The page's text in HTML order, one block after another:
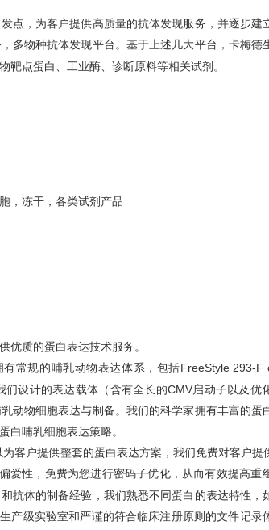
发点，为客户提供高质量的抗体发现服务，并逐步建
，多物种抗体发现平台。基于上述几大平台，卡梅德
靶点蛋白、工业酶、诊断原料等相关试剂。
，冻干，各类试剂产品
优质的蛋白表达技术服务。
常规的哺乳动物表达体系，包括FreeStyle 293-F
们设计的表达载体（含有全长的CMV启动子以及优
动物细胞表达与制备。 我们的科学家拥有丰富的蛋
白哺乳细胞表达策略。
客户提供整套的蛋白表达方案，我们免费对客户提
爱性，免费为您进行密码子优化，从而有效提高重
抗体的制备经验，我们熟悉不同蛋白的表达特性，
产级实验室和严谨的符合临床注册原则的文件记录